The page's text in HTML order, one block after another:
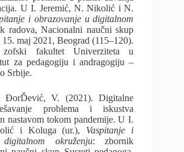
U I. Jeremić, N. Nikolić i N.
i obrazovanje u digitalnom
radova, Nacionalni naučni skup
15. maj 2021, Beograd (115–120).
fakultet Univerziteta u
za pedagogiju i andragogiju –
Srbije.
V. (2021). Digitalne
problema i iskustva
nastavom tokom pandemije. U I.
i Koluga (ur.), Vaspitanje i
okruženju: zbornik